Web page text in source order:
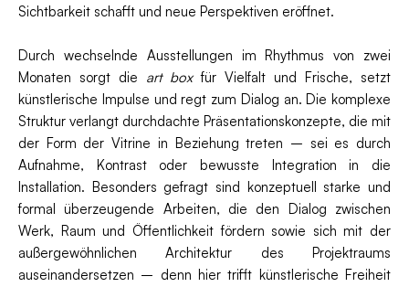
Sichtbarkeit schafft und neue Perspektiven eröffnet.
Durch wechselnde Ausstellungen im Rhythmus von zwei
Monaten sorgt die art boxfür Vielfalt und Frische, setzt
künstlerische Impulse und regt zum Dialog an. Die komplexe
Struktur verlangt durchdachte Präsentationskonzepte, die mit
der Form der Vitrine in Beziehung treten – sei es durch
Aufnahme, Kontrast oder bewusste Integration in die
Installation. Besonders gefragt sind konzeptuell starke und
formal überzeugende Arbeiten, die den Dialog zwischen
Werk, Raum und Öffentlichkeit fördern sowie sich mit der
außergewöhnlichen Architektur des Projektraums
auseinandersetzen – denn hier trifft künstlerische Freiheit